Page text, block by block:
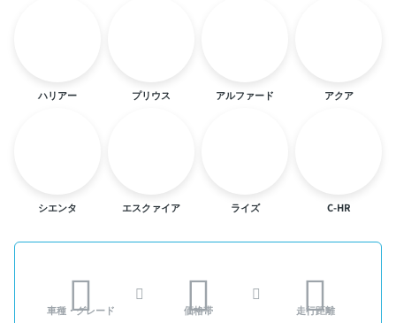
ハリアー プリウス アルファード アクア
シエンタ エスクァイア ライズ C-HR
車種・グレード 価格帯 走行距離